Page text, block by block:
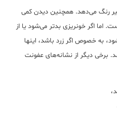
رنگ می‌دهد. همچنین دیدن کمی
اما اگر خونریزی بدتر می‌شود یا از
به خصوص اگر زرد باشد، اینها
برخی دیگر از نشانه‌های عفونت